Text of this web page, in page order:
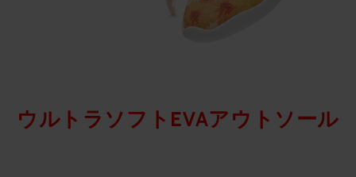
ウルトラソフトEVAアウトソール